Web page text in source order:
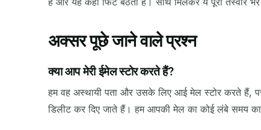
अक्सर पूछे जाने वाले प्रश्न
क्या आप मेरी ईमेल स्टोर करते हैं?
हम वह अस्थायी पता और उसके लिए आई मेल स्टोर करते हैं,
डिलीट कर दिए जाते हैं। हम आपकी मेल का कोई लंबे समय का